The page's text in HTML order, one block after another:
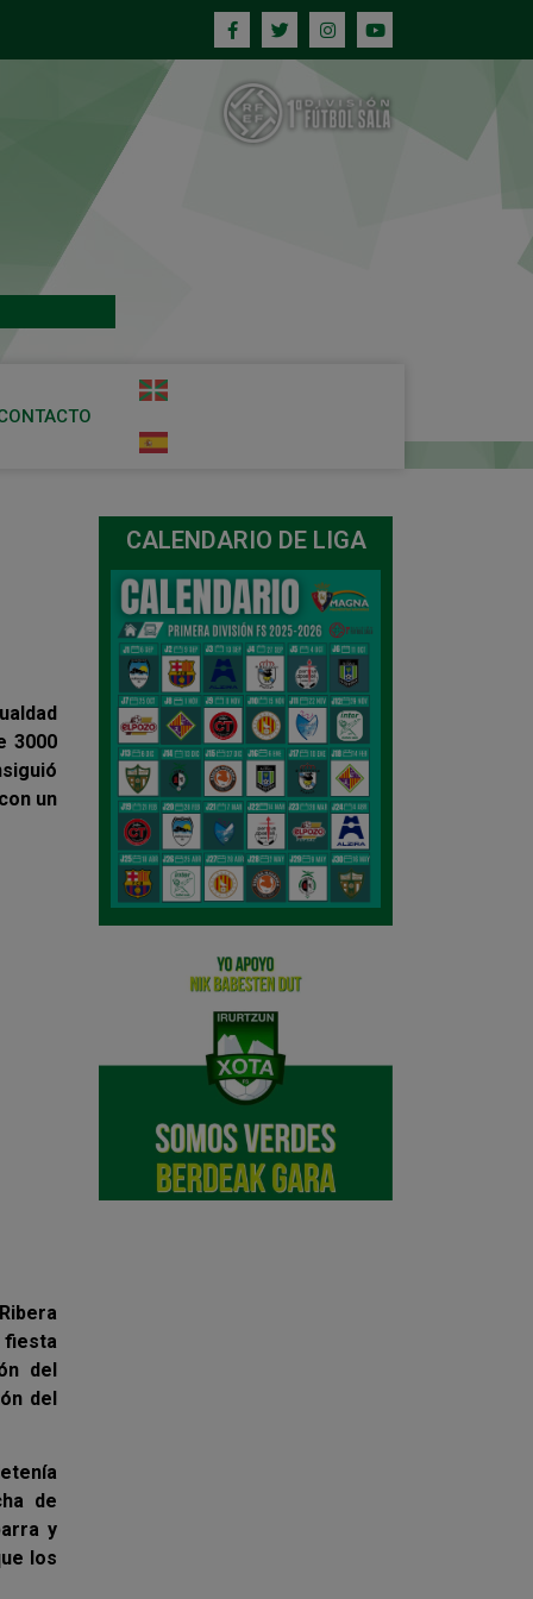
3000
un
fiesta
del
del
de
y
los
CALENDARIO DE LIGA